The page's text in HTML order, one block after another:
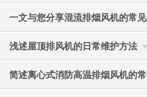
因素您知道吗？
一文与您分享混流排烟风机的常见
故障相应解决方法
浅述屋顶排风机的日常维护方法
简述离心式消防高温排烟风机的常